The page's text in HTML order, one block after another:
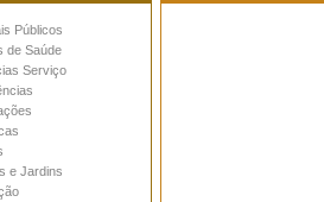
Públicos
de Saúde
Serviço
e Jardins